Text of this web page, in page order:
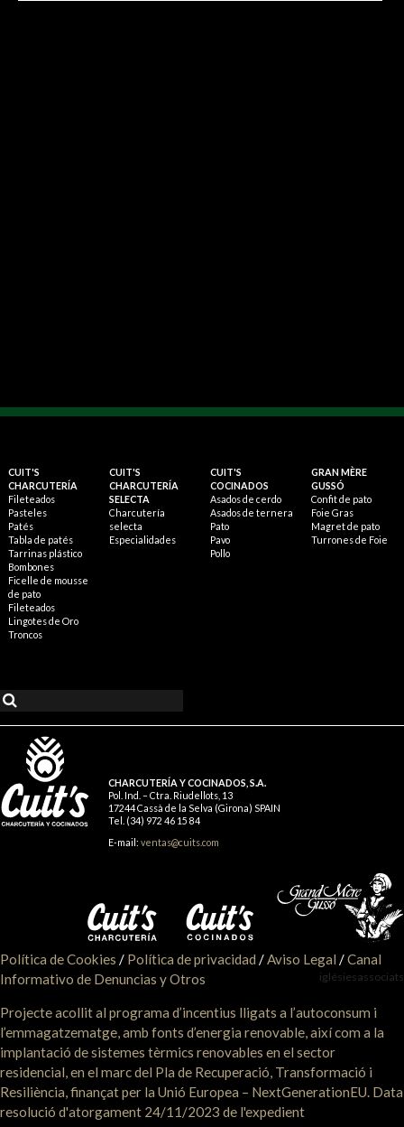
CUIT'S
CHARCUTERÍA
Fileteados
Pasteles
Patés
Tabla de patés
Tarrinas plástico
Bombones
Ficelle de mousse
de pato
Fileteados
Lingotes de Oro
Troncos
CUIT'S
CHARCUTERÍA
SELECTA
Charcutería
selecta
Especialidades
CUIT'S
COCINADOS
Asados de cerdo
Asados de ternera
Pato
Pavo
Pollo
GRAN MÈRE
GUSSÓ
Confit de pato
Foie Gras
Magret de pato
Turrones de Foie
CHARCUTERÍA Y COCINADOS, S.A.
Pol. Ind. – Ctra. Riudellots, 13
17244 Cassà de la Selva (Girona) SPAIN
Tel. (34) 972 46 15 84
E-mail: ventas@cuits.com
Política de Cookies / Política de privacidad /Aviso Legal /Canal
Informativo de Denuncias y Otros
iglésiesassociats
Projecte acollit al programa d’incentius lligats a l’autoconsum i
l’emmagatzematge, amb fonts d’energia renovable, així com a la
implantació de sistemes tèrmics renovables en el sector
residencial, en el marc del Pla de Recuperació, Transformació i
Resiliència, finançat per la Unió Europea – NextGenerationEU. Data
resolució d'atorgament 24/11/2023 de l'expedient